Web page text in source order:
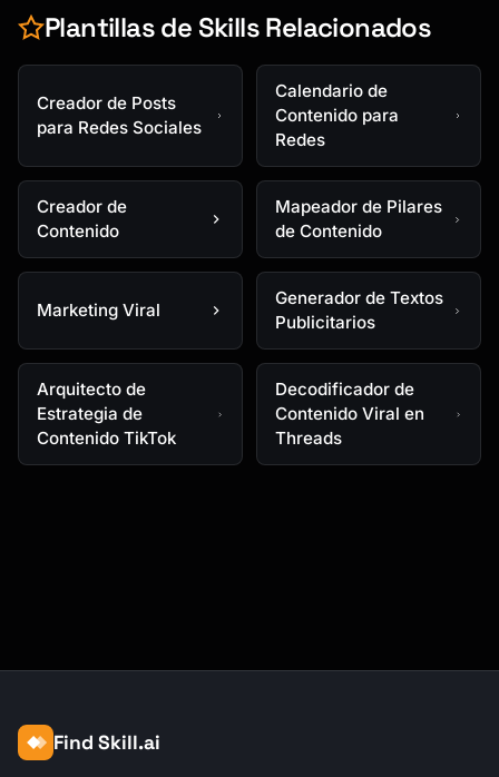
Plantillas de Skills Relacionados
Creador de Posts
para Redes Sociales
Calendario de
Contenido para
Redes
Creador de
Contenido
Mapeador de Pilares
de Contenido
Marketing Viral
Generador de Textos
Publicitarios
Arquitecto de
Estrategia de
Contenido TikTok
Decodificador de
Contenido Viral en
Threads
Find Skill.ai